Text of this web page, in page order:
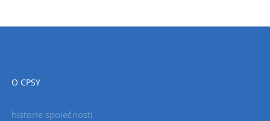
O CPSY
historie společnosti